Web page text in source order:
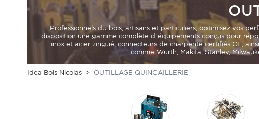
Professionnels du bois, artisans et particuliers, optimisez vos
disposition une gamme complète d’équipements conçus pour
inox et acier zingué connecteurs de charpente certifiés CE ,
comme Wurth, Makita, Stanley,
Idea Bois Nicolas OUTILLAGE QUINCAILLERIE